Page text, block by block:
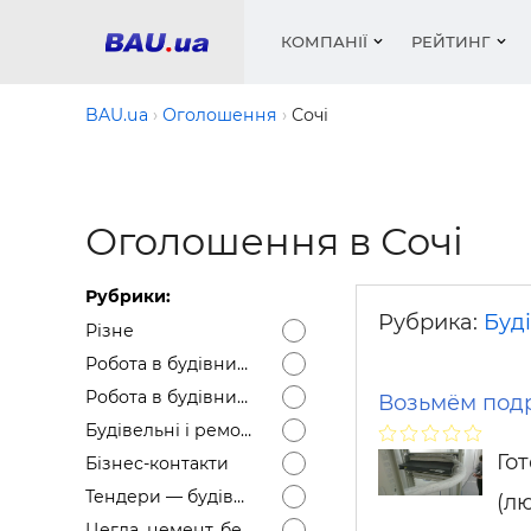
КОМПАНІЇ РЕЙТИНГ
Медіа
Вікна і
Сипучі
цемент
BAU.ua Оголошення Сочі
Оголошення в Сочі
Рубрики:
Різне
Робота в будівництві — Вакансії
Робота в будівництві — Резюме
Будівельні і ремонтні послуги
Бізнес-контакти
Тендери — будівельні
Рубрика:
Возьмём